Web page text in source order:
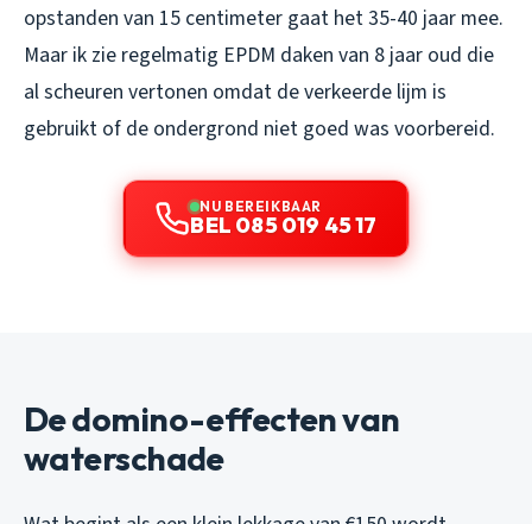
opstanden van 15 centimeter gaat het 35-40 jaar mee.
Maar ik zie regelmatig EPDM daken van 8 jaar oud die
al scheuren vertonen omdat de verkeerde lijm is
gebruikt of de ondergrond niet goed was voorbereid.
NU BEREIKBAAR
BEL 085 019 45 17
De domino-effecten van
waterschade